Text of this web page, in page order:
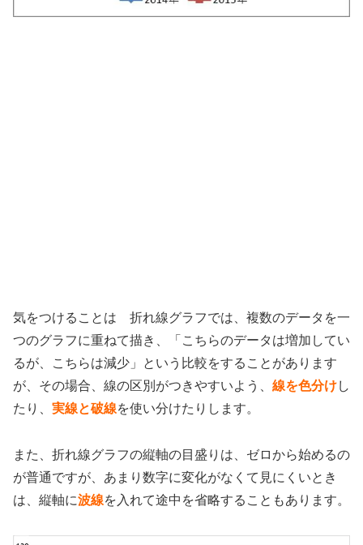
気をつけることは 折れ線グラフでは、複数のデータを一
つのグラフに重ねて描き、「こちらのデータは増加してい
るが、こちらは減少」という比較をすることがあります
が、その場合、線の区別がつきやすいよう、 線を色分けし
たり、 実線と破線を使い分けたりします。
また、折れ線グラフの縦軸の目盛りは、ゼロから始めるの
が普通ですが、あまり数字に変化がなくて見にくいとき
は、縦軸に波線を入れて途中を省略することもあります。